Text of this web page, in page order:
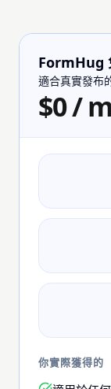
FormHug
適合真實發布
$0 /
你實際獲得的